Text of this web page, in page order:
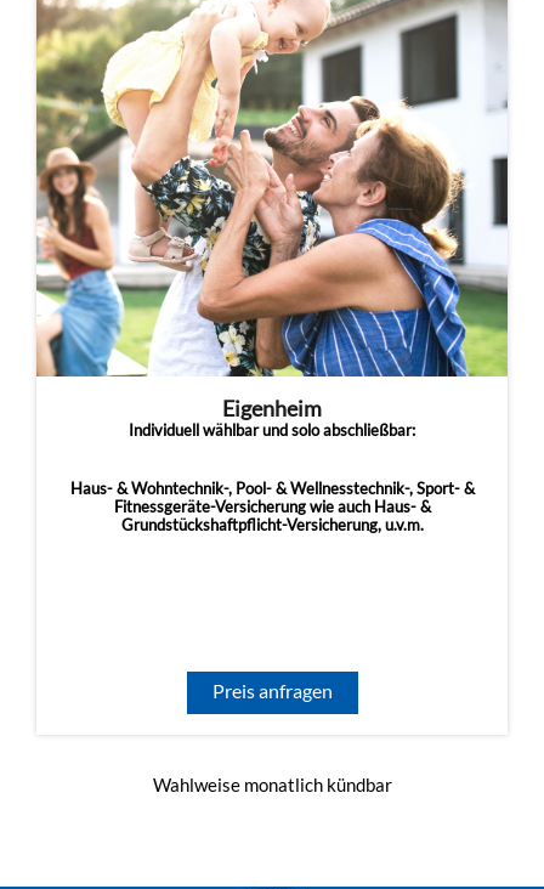
Eigenheim
Individuell wählbar und solo abschließbar:
Haus- & Wohntechnik-, Pool- & Wellnesstechnik-, Sport- &
Fitnessgeräte-Versicherung wie auch Haus- &
Grundstückshaftpflicht-Versicherung, u.v.m.
Preis anfragen
Wahlweise monatlich kündbar